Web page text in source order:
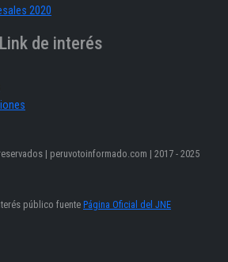
2020
Link de interés
| peruvotoinformado.com | 2017 - 2025
público fuente Página Oficial del JNE